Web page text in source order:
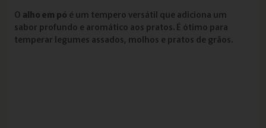
O alho em pó é um tempero versátil que adiciona um
sabor profundo e aromático aos pratos. É ótimo para
temperar legumes assados, molhos e pratos de grãos.